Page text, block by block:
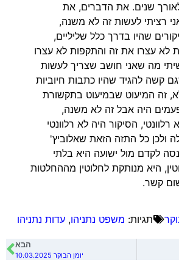
שנים. את הדברים, את
רציתי לעשות זה לא משנה,
שהיו בדרך כלל שליליים,
לא עצרו את זה והתקפות לא עצרו
מה שאני חושב שצריך לעשות
קשה להגיד שהיו כתבות חיוביות
זה המיעוט שבמיעוט בתקשורת
היה אבל זה לא משנה,
רלוונטי, הסיקור היה לא רלוונטי
ולכן כל התזה הזאת שאלוביץ'
לקדם מול ישועה היא בלתי
היא מנותקת לחלוטין מההחלטות
קשר.
תגיות: משפט נתניהו,עדות נתניהו
הבא
יומן הבוקר 10.03.2025